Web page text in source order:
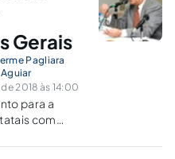
Gerais
Pagliara
2018 às 14:00
para a
com